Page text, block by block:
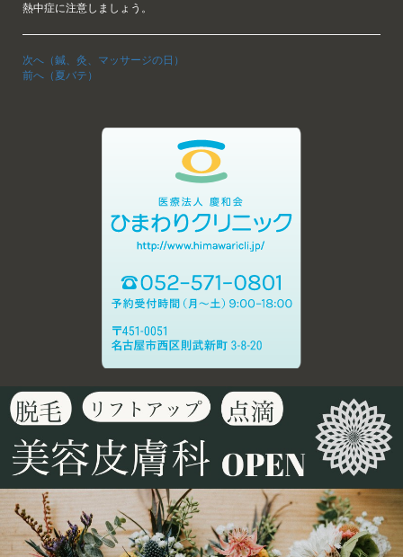
熱中症に注意しましょう。
次へ（鍼、灸、マッサージの日）
前へ（夏バテ）